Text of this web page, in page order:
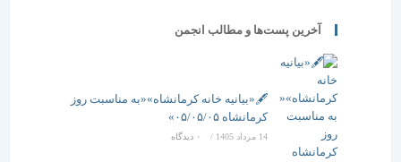
آخرین پست‌ها و مطالب انجمن
🖋️«بیانیه خانه کرمانشاه»«به مناسبت روز
کرمانشاه ۰۵/۰۵/۰۵»
/ ۰ دیدگاه